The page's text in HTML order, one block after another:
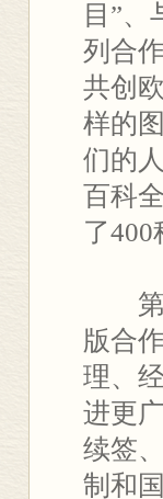
目”
列合
共创
样的
们的
百科
了
第二
版合
理、
进更
续签
制和